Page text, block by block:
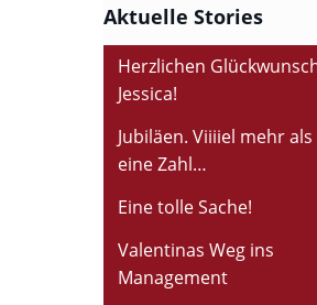
Aktuelle Stories
Herzlichen
Jessica!
Jubiläen. Viiiiel mehr
eine Zahl…
Eine tolle Sache!
Valentinas Weg ins
Management